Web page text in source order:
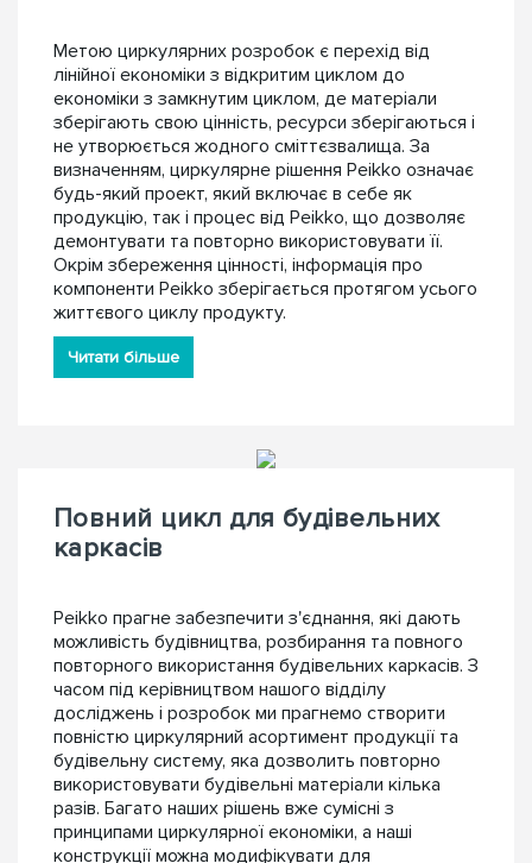
Метою циркулярних розробок є перехід від
лінійної економіки з відкритим циклом до
економіки з замкнутим циклом, де матеріали
зберігають свою цінність, ресурси зберігаються і
не утворюється жодного сміттєзвалища. За
визначенням, циркулярне рішення Peikko означає
будь-який проект, який включає в себе як
продукцію, так і процес від Peikko, що дозволяє
демонтувати та повторно використовувати її.
Окрім збереження цінності, інформація про
компоненти Peikko зберігається протягом усього
життєвого циклу продукту.
Читати більше
Повний цикл для будівельних
каркасів
Peikko прагне забезпечити з'єднання, які дають
можливість будівництва, розбирання та повного
повторного використання будівельних каркасів. З
часом під керівництвом нашого відділу
досліджень і розробок ми прагнемо створити
повністю циркулярний асортимент продукції та
будівельну систему, яка дозволить повторно
використовувати будівельні матеріали кілька
разів. Багато наших рішень вже сумісні з
принципами циркулярної економіки, а наші
конструкції можна модифікувати для